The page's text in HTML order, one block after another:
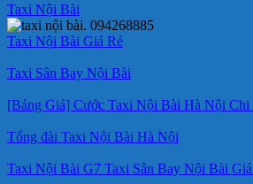
Taxi Nội Bài
Taxi Nội Bài Giá Rẻ
Taxi Sân Bay Nội Bài
[Bảng Giá] Cước Taxi Nội Bài Hà Nội Chi
Tổng đài Taxi Nội Bài Hà Nội
Taxi Nội Bài G7 Taxi Sân Bay Nội Bài